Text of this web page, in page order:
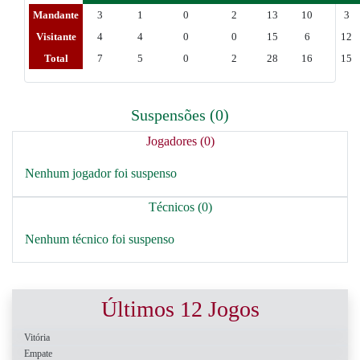
Mandante 3 1 0 2 13 10
3
Visitante
4 4 0 0 15 6
12
Total
7 5 0 2 28 16 15
Suspensões (0)
Jogadores (0)
Nenhum jogador foi suspenso
Técnicos (0)
Nenhum técnico foi suspenso
Últimos 12 Jogos
Vitória
Empate